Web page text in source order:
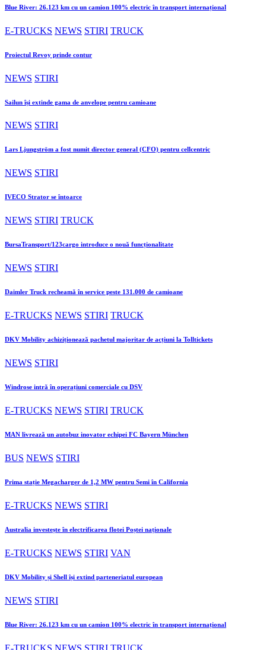
Blue River: 26.123 km cu un camion 100% electric în transport internațional
E-TRUCKS NEWS STIRI TRUCK
Proiectul Revoy prinde contur
NEWS STIRI
Sailun își extinde gama de anvelope pentru camioane
NEWS STIRI
Lars Ljungström a fost numit director general (CFO) pentru cellcentric
NEWS STIRI
IVECO Strator se întoarce
NEWS STIRI TRUCK
BursaTransport/123cargo introduce o nouă funcționalitate
NEWS STIRI
Daimler Truck recheamă în service peste 131.000 de camioane
E-TRUCKS NEWS STIRI TRUCK
DKV Mobility achiziționează pachetul majoritar de acțiuni la Tolltickets
NEWS STIRI
Windrose intră în operațiuni comerciale cu DSV
E-TRUCKS NEWS STIRI TRUCK
MAN livrează un autobuz inovator echipei FC Bayern München
BUS NEWS STIRI
Prima stație Megacharger de 1,2 MW pentru Semi în California
E-TRUCKS NEWS STIRI
Australia investește în electrificarea flotei Poștei naționale
E-TRUCKS NEWS STIRI VAN
DKV Mobility și Shell își extind parteneriatul european
NEWS STIRI
Blue River: 26.123 km cu un camion 100% electric în transport internațional
E-TRUCKS NEWS STIRI TRUCK